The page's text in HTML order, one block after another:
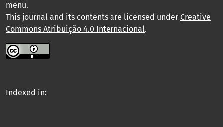
menu.
This journal and its contents are licensed under Creative
Commons Atribuição 4.0 Internacional.
Indexed in: